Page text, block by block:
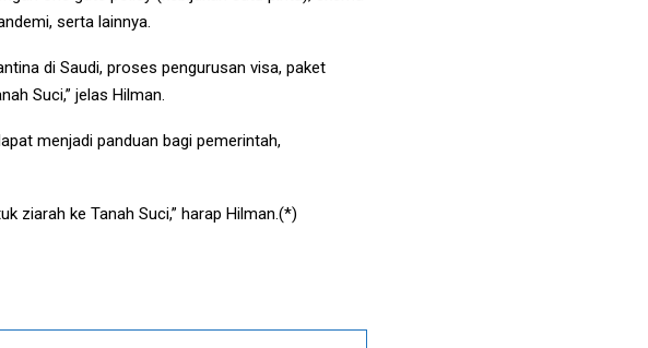
serta lainnya.
di Saudi, proses pengurusan visa, paket
Suci,” jelas Hilman.
menjadi panduan bagi pemerintah,
ziarah ke Tanah Suci,” harap Hilman.(*)